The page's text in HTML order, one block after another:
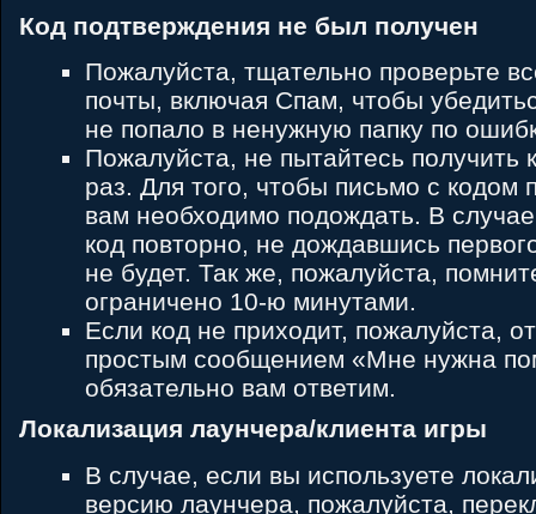
Код подтверждения не был получен
Пожалуйста, тщательно проверьте
почты, включая Спам, чтобы
не попало в ненужную папку по
Пожалуйста, не пытайтесь получить
раз. Для того, чтобы письмо с кодом
вам необходимо подождать. В
код повторно, не дождавшись
не будет. Так же, пожалуйста,
ограничено 10-ю минутами.
Если код не приходит, пожалуйста,
простым сообщением «Мне нужна
обязательно вам ответим.
Локализация лаунчера/клиента игры
В случае, если вы используете
версию лаунчера, пожалуйста,